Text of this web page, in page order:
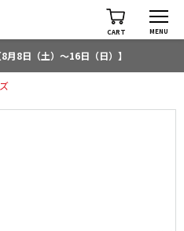
CART MENU
8日（土）～16日（日）】